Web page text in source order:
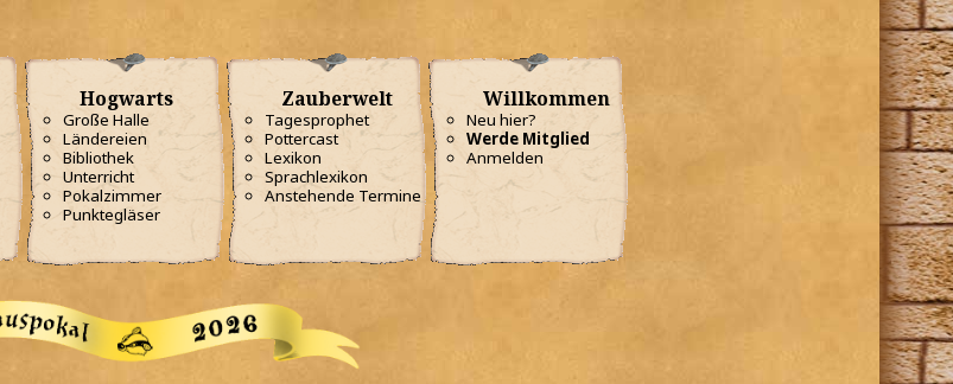
Hogwarts
Große Halle
Ländereien
Bibliothek
Unterricht
Pokalzimmer
Punktegläser
Zauberwelt
Tagesprophet
Pottercast
Lexikon
Sprachlexikon
Anstehende Termine
Willkommen
Neu hier?
Werde Mitglied
Anmelden